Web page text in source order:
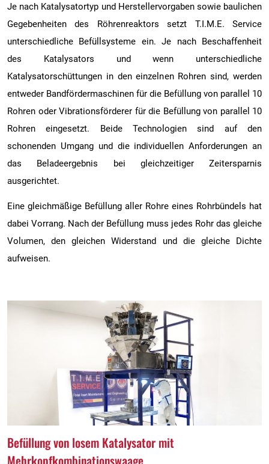
Je nach Katalysatortyp und Herstellervorgaben sowie baulichen
Gegebenheiten des Röhrenreaktors setzt T.I.M.E. Service
unterschiedliche Befüllsysteme ein. Je nach Beschaffenheit
des Katalysators und wenn unterschiedliche
Katalysatorschüttungen in den einzelnen Rohren sind, werden
entweder Bandfördermaschinen für die Befüllung von parallel 10
Rohren oder Vibrationsförderer für die Befüllung von parallel 10
Rohren eingesetzt. Beide Technologien sind auf den
schonenden Umgang und die individuellen Anforderungen an
das Beladeergebnis bei gleichzeitiger Zeitersparnis
ausgerichtet.
Eine gleichmäßige Befüllung aller Rohre eines Rohrbündels hat
dabei Vorrang. Nach der Befüllung muss jedes Rohr das gleiche
Volumen, den gleichen Widerstand und die gleiche Dichte
aufweisen.
Befüllung von losem Katalysator mit